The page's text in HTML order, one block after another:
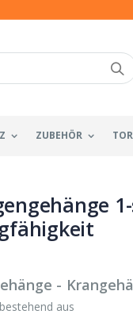
ZUBEHÖR
-
aus